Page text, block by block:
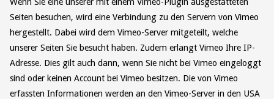
Seiten besuchen, wird eine Verbindung zu den Servern von Vimeo
hergestellt. Dabei wird dem Vimeo-Server mitgeteilt, welche
unserer Seiten Sie besucht haben. Zudem erlangt Vimeo Ihre IP-
Adresse. Dies gilt auch dann, wenn Sie nicht bei Vimeo eingeloggt
sind oder keinen Account bei Vimeo besitzen. Die von Vimeo
erfassten Informationen werden an den Vimeo-Server in den USA